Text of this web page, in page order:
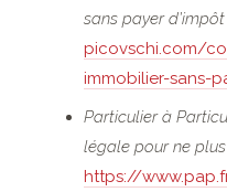
sans payer d’impôt
picovschi.com/
immobilier-sans-
Particulier à
légale pour ne
https://